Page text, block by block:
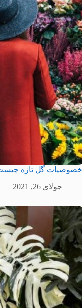
خصوصیات گل تازه
جولای 26, 2021